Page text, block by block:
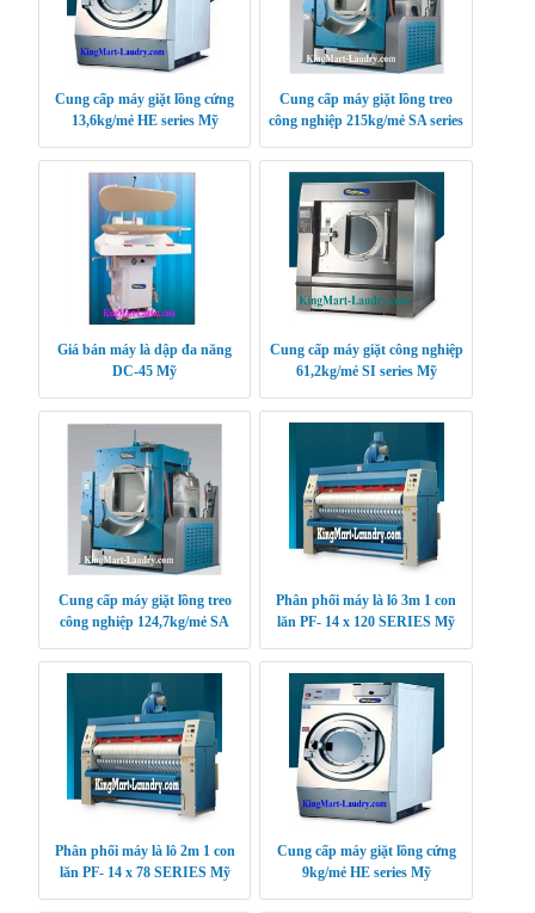
Cung cấp máy giặt lồng cứng
13,6kg/mẻ HE series Mỹ
Cung cấp máy giặt lồng treo
công nghiệp 215kg/mẻ SA series
Giá bán máy là dập đa năng
DC-45 Mỹ
Cung cấp máy giặt công nghiệp
61,2kg/mẻ SI series Mỹ
Cung cấp máy giặt lồng treo
công nghiệp 124,7kg/mẻ SA
Phân phối máy là lô 3m 1 con
lăn PF- 14 x 120 SERIES Mỹ
Phân phối máy là lô 2m 1 con
lăn PF- 14 x 78 SERIES Mỹ
Cung cấp máy giặt lồng cứng
9kg/mẻ HE series Mỹ